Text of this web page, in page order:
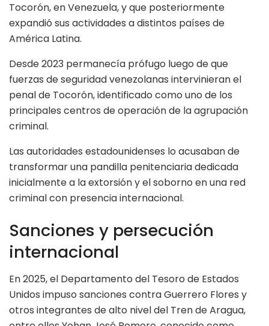
Tocorón, en Venezuela, y que posteriormente
expandió sus actividades a distintos países de
América Latina.
Desde 2023 permanecía prófugo luego de que
fuerzas de seguridad venezolanas intervinieran el
penal de Tocorón, identificado como uno de los
principales centros de operación de la agrupación
criminal.
Las autoridades estadounidenses lo acusaban de
transformar una pandilla penitenciaria dedicada
inicialmente a la extorsión y el soborno en una red
criminal con presencia internacional.
Sanciones y persecución
internacional
En 2025, el Departamento del Tesoro de Estados
Unidos impuso sanciones contra Guerrero Flores y
otros integrantes de alto nivel del Tren de Aragua,